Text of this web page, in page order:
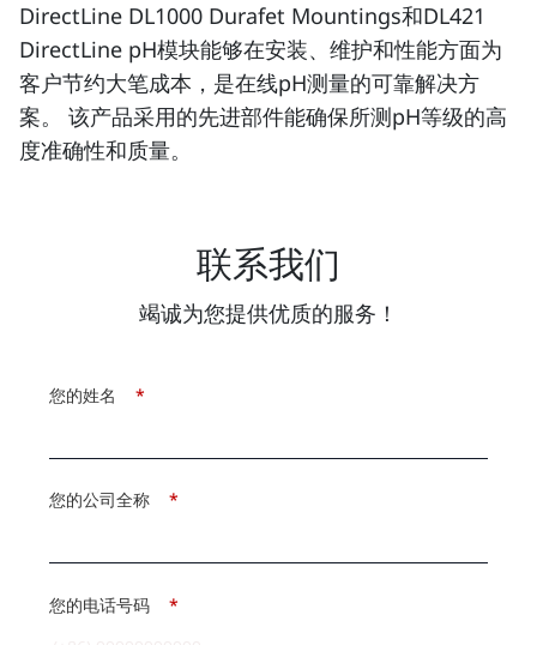
DirectLine DL1000 Durafet Mountings和DL421
DirectLine pH模块能够在安装、维护和性能方面为
客户节约大笔成本，是在线pH测量的可靠解决方
案。 该产品采用的先进部件能确保所测pH等级的高
度准确性和质量。
联系我们
竭诚为您提供优质的服务！
*
您的姓名
*
您的公司全称
*
您的电话号码